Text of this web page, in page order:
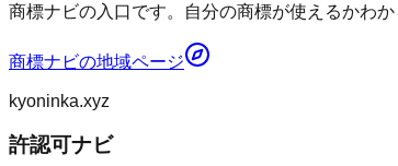
商標ナビの入口です。自分の商標が使えるかわ
商標ナビの地域ページ
kyoninka.xyz
許認可ナビ